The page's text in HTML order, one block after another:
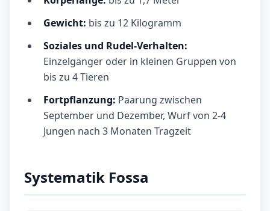
Gewicht: bis zu 12 Kilogramm
Soziales und Rudel-Verhalten:
Einzelgänger oder in kleinen Gruppen von
bis zu 4 Tieren
Fortpflanzung: Paarung zwischen
September und Dezember, Wurf von 2-4
Jungen nach 3 Monaten Tragzeit
Systematik Fossa